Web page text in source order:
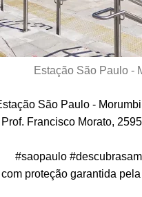
Estação São Paulo -
São Paulo -
Francisco Morato,
#saopaulo
proteção garantida